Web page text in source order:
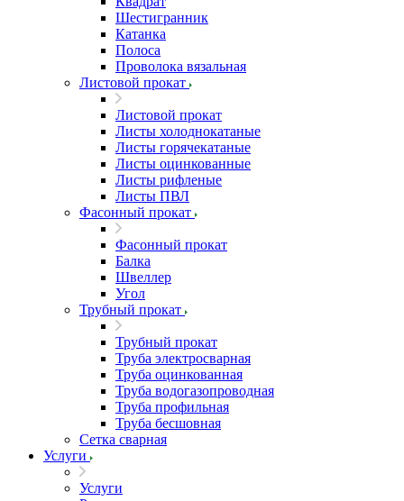
Шестигранник
Катанка
Полоса
Проволока вязальная
Листовой прокат
Листовой прокат
Листы холоднокатаные
Листы горячекатаные
Листы оцинкованные
Листы рифленые
Листы ПВЛ
Фасонный прокат
Фасонный прокат
Балка
Швеллер
Угол
Трубный прокат
Трубный прокат
Труба электросварная
Труба оцинкованная
Труба водогазопроводная
Труба профильная
Труба бесшовная
Сетка сварная
Услуги
Услуги